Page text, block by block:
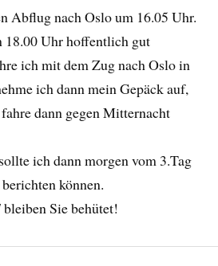
Abflug nach Oslo um 16.05 Uhr.
18.00 Uhr hoffentlich gut
ich mit dem Zug nach Oslo in
ich dann mein Gepäck auf,
dann gegen Mitternacht
ich dann morgen vom 3.Tag
können.
Sie behütet!